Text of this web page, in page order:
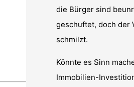
die Bürger sind
geschuftet, doch der
schmilzt.
Könnte es Sinn
Immobilien-